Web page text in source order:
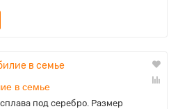
в семье
под серебро. Размер